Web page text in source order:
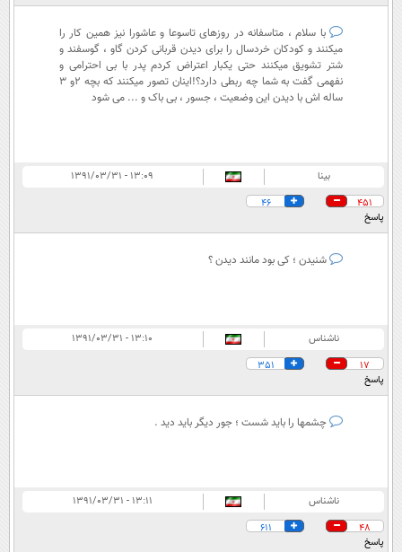
با سلام ، متاسفانه در روزهای تاسوعا و عاشورا نیز همین کار را
میکنند و کودکان خردسال را برای دیدن قربانی کردن گاو ، گوسفند و
شتر تشویق میکنند حتی یکبار اعتراض کردم پدر با بی احترامی و
نفهمی گفت به شما چه ربطی دارد؟!اینان تصور میکنند که بچه 2و 3
ساله اش با دیدن این وضعیت ، جسور ، بی باک و ... می شود
بینا
۱۳:۰۹ - ۱۳۹۱/۰۳/۳۱
451
46
پاسخ
شنیدن ؛ کی بود مانند دیدن ؟
ناشناس
۱۳:۱۰ - ۱۳۹۱/۰۳/۳۱
17
351
پاسخ
چشمها را باید شست ؛ جور دیگر باید دید .
ناشناس
۱۳:۱۱ - ۱۳۹۱/۰۳/۳۱
48
611
پاسخ